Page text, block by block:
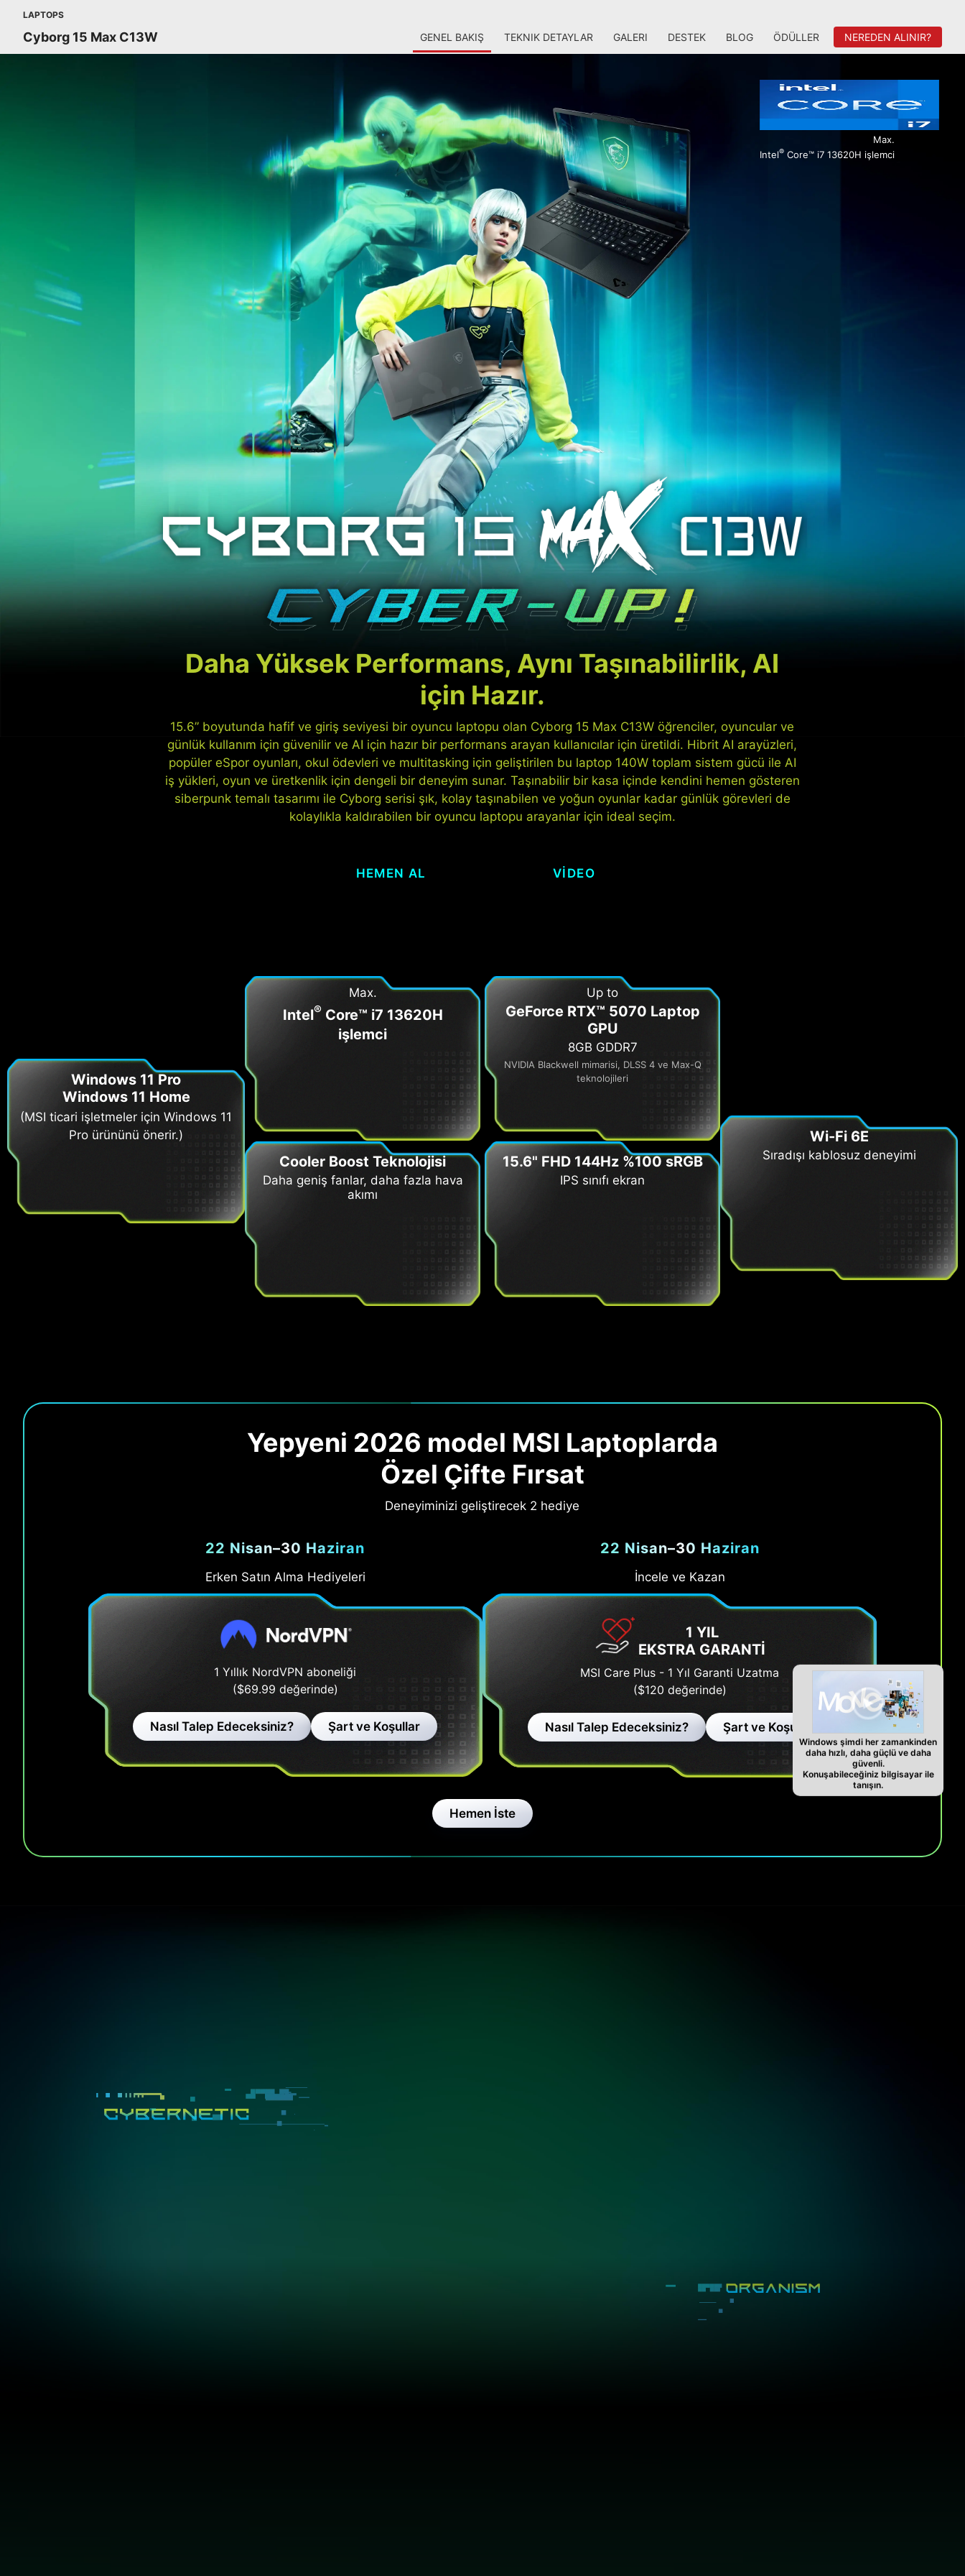
LAPTOPS
Cyborg 15 Max C13W GENEL BAKIŞ TEKNIK DETAYLAR GALERI DESTEK BLOG ÖDÜLLER NEREDEN ALINIR?
Windows şimdi her zamankinden
daha hızlı, daha güçlü ve daha
güvenli.
Konuşabileceğiniz bilgisayar ile
tanışın.
Max.
Intel® Core™ i7 13620H işlemci
Daha Yüksek Performans, Aynı Taşınabilirlik, AI
için Hazır.
15.6” boyutunda hafif ve giriş seviyesi bir oyuncu laptopu olan Cyborg 15 Max C13W öğrenciler, oyuncular ve
günlük kullanım için güvenilir ve AI için hazır bir performans arayan kullanıcılar için üretildi. Hibrit AI arayüzleri,
popüler eSpor oyunları, okul ödevleri ve multitasking için geliştirilen bu laptop 140W toplam sistem gücü ile AI
iş yükleri, oyun ve üretkenlik için dengeli bir deneyim sunar. Taşınabilir bir kasa içinde kendini hemen gösteren
siberpunk temalı tasarımı ile Cyborg serisi şık, kolay taşınabilen ve yoğun oyunlar kadar günlük görevleri de
kolaylıkla kaldırabilen bir oyuncu laptopu arayanlar için ideal seçim.
HEMEN AL VIDEO
Windows 11 Pro
Windows 11 Home
(MSI ticari işletmeler için Windows 11
Pro ürününü önerir.)
Max.
Intel®Core™ i7 13620H
işlemci
Up to
GeForce RTX™ 5070 Laptop
GPU
8GB GDDR7
NVIDIA Blackwell mimarisi, DLSS 4 ve Max-Q
teknolojileri
Cooler Boost Teknolojisi
Daha geniş fanlar, daha fazla hava
akımı
15.6" FHD 144Hz %100 sRGB
IPS sınıfı ekran
Wi-Fi 6E
Sıradışı kablosuz deneyimi
Yepyeni 2026 model MSI Laptoplarda
Özel Çifte Fırsat
Deneyiminizi geliştirecek 2 hediye
22 Nisan–30 Haziran
Erken Satın Alma Hediyeleri
1 Yıllık NordVPN aboneliği
($69.99 değerinde)
Nasıl Talep Edeceksiniz? Şart ve Koşullar
22 Nisan–30 Haziran
İncele ve Kazan
1 YIL
EKSTRA GARANTI
MSI Care Plus - 1 Yıl Garanti Uzatma
($120 değerinde)
Nasıl Talep Edeceksiniz? Şart ve Koşullar
Hemen İste